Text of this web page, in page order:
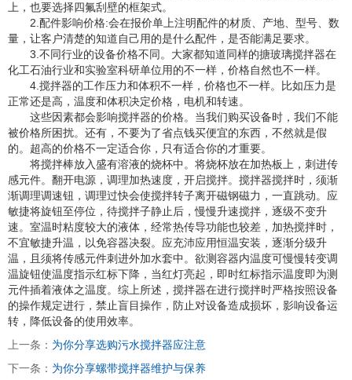
上，也要选择四氟刮壁的框架式。
2.配件影响价格:会在报价单上注明配件的材质、产地、型号、数
量，让客户清楚的知道自己用的是什么配件，是否能满足要求。
3.不同行业的设备价格不同。大家都知道同样的搪玻璃搅拌器在
化工石油行业和实验室科研单位用的不一样，价格自然也不一样。
4.搅拌器的工作压力和体积不一样，价格也不一样。比如压力是
正常还是高，温度和体积决定价格，电机和转速。
这些因素都会影响搅拌器的价格。当我们购买设备时，我们不能
被价格所困扰。还有，不要为了省点钱买便宜的东西，不然就是假
的。超高的价格不一定适合你，只有适合你的才重要。
将搅拌棒放入盛有溶液的烧杯中。将烧杯放在加热板上，刺进传
感元件。翻开电源，调理加热速度，开启搅拌。搅拌器搅拌时，须渐
渐调理调速钮，调理过快会使搅拌转子离开磁钢磁力，一直跳动。应
敏捷将旋钮至停位，待搅拌子静止后，慢慢升速搅拌，逐级不变升
速。室温时粘度较大的液体，经常热传导功能也较差，加热搅拌时，
不宜敏捷升温，以免容器决裂。应充沛应用恒温安装，逐渐分级升
温，且须将传感元件刺进外加水套中。欲测容器内温度可慢慢转变调
温旋钮使温度指示红标下降，当红灯亮起，即时红标指示温度即为测
元件插着液体之温度。综上所述，搅拌器在进行搅拌时严格按照设备
的操作规定进行，禁止盲目操作，防止对设备造成损坏，影响设备运
转，降低设备的使用效率。
上一条： 为你分享选购污水搅拌器应注意
下一条： 为你分享螺带搅拌器维护与保养